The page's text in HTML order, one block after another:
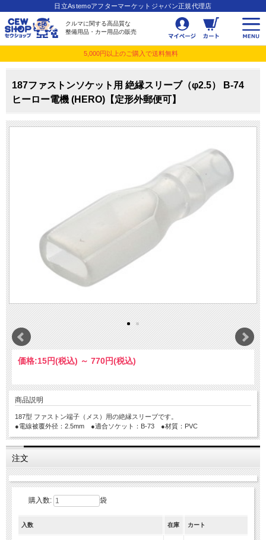
日立Astemoアフターマーケットジャパン正規代理店
クルマに関する高品質な
整備用品・カー用品の販売
5,000円以上のご購入で送料無料
187ファストンソケット用 絶縁スリーブ（φ2.5） B-74
ヒーロー電機 (HERO)【定形外郵便可】
価格:15円(税込) ～ 770円(税込)
商品説明
187型 ファストン端子（メス）用の絶縁スリーブです。
●電線被覆外径：2.5mm ●適合ソケット：B-73 ●材質：PVC
注文
購入数: 袋
入数 在庫 カート